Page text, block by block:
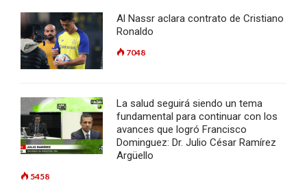
Al Nassr aclara contrato de Cristiano
Ronaldo
7048
La salud seguirá siendo un tema
fundamental para continuar con los
avances que logró Francisco
Dominguez: Dr. Julio César Ramírez
Argüello
5458